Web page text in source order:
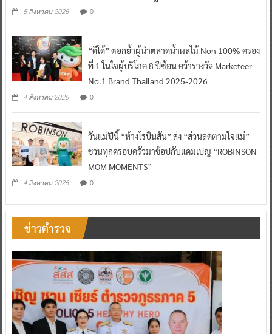
5 สิงหาคม 2026 0
“ดีโด้” ตอกย้ำผู้นำตลาดน้ำผลไม้ Non 100% ครอง
ที่ 1 ในใจผู้บริโภค 8 ปีซ้อน คว้ารางวัล Marketeer
No.1 Brand Thailand 2025-2026
4 สิงหาคม 2026 0
วันแม่ปีนี้ “ห้างโรบินสัน” ส่ง “ส่วนลดตามใจแม่”
ชวนทุกครอบครัวมาช้อปกับแคมเปญ “ROBINSON
MOM MOMENTS”
4 สิงหาคม 2026 0
ข่าวตำรวจ